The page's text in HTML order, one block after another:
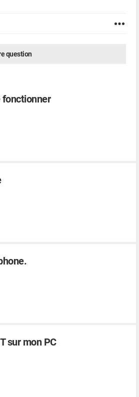
question
fonctionner
sur mon PC